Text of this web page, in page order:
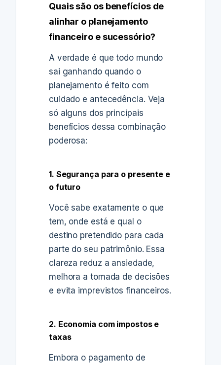
Quais são os benefícios de
alinhar o planejamento
financeiro e sucessório?
A verdade é que todo mundo
sai ganhando quando o
planejamento é feito com
cuidado e antecedência. Veja
só alguns dos principais
benefícios dessa combinação
poderosa:
1. Segurança para o presente e
o futuro
Você sabe exatamente o que
tem, onde está e qual o
destino pretendido para cada
parte do seu patrimônio. Essa
clareza reduz a ansiedade,
melhora a tomada de decisões
e evita imprevistos financeiros.
2. Economia com impostos e
taxas
Embora o pagamento de